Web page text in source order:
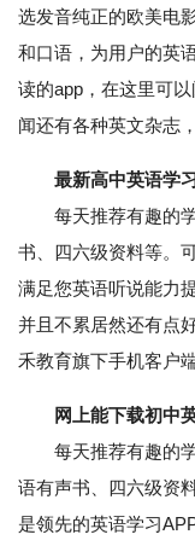
选发音纯正的欧美电
和口语，为用户的英
读的app，在这里可
闻还有各种英文杂志
最新高中英语学
每天推荐有趣的学
书、四六级资料等。
满足您英语听说能力
并且不累居然还有点
禾教育旗下手机客户
网上能下载初中
每天推荐有趣的学
语有声书、四六级资
是领先的英语学习